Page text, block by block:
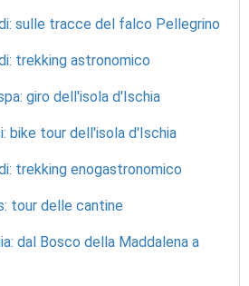
sulle tracce del falco Pellegrino
trekking astronomico
giro dell'isola d'Ischia
bike tour dell'isola d'Ischia
trekking enogastronomico
tour delle cantine
dal Bosco della Maddalena a